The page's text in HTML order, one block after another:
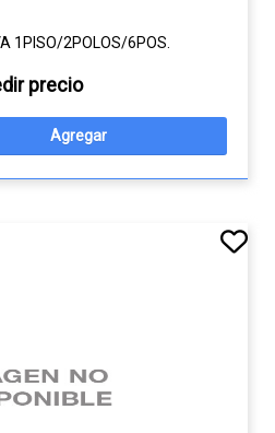
1PISO/2POLOS/6POS.
precio